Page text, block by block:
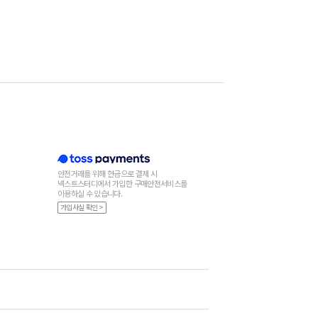
안전거래를 위해 현금으로 결제 시
넥스트스터디에서 가입한 구매안전서비스를
이용하실 수 있습니다.
가입사실 확인 >